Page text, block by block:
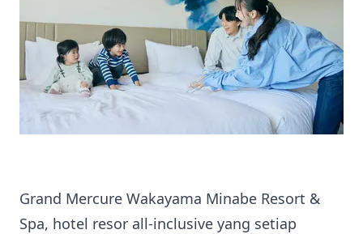
Grand Mercure Wakayama Minabe Resort &
Spa, hotel resor all-inclusive yang setiap